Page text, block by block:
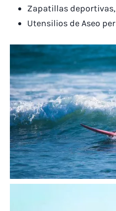
Zapatillas
Utensilios de Aseo